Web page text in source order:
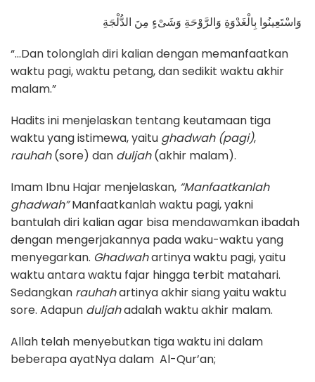
“…Dan tolonglah diri kalian dengan memanfaatkan
waktu pagi, waktu petang, dan sedikit waktu akhir
malam.”
Hadits ini menjelaskan tentang keutamaan tiga
waktu yang istimewa, yaitu ghadwah (pagi),
rauhah(sore) dan duljah(akhir malam).
Imam Ibnu Hajar menjelaskan, “Manfaatkanlah
ghadwah”Manfaatkanlah waktu pagi, yakni
bantulah diri kalian agar bisa mendawamkan ibadah
dengan mengerjakannya pada waku-waktu yang
menyegarkan. Ghadwahartinya waktu pagi, yaitu
waktu antara waktu fajar hingga terbit matahari.
Sedangkan rauhahartinya akhir siang yaitu waktu
sore. Adapun duljahadalah waktu akhir malam.
Allah telah menyebutkan tiga waktu ini dalam
beberapa ayatNya dalam Al-Qur’an;